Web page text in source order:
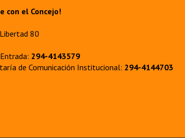
con el Concejo!
80
294-4143579
de Comunicación Institucional: 294-4144703